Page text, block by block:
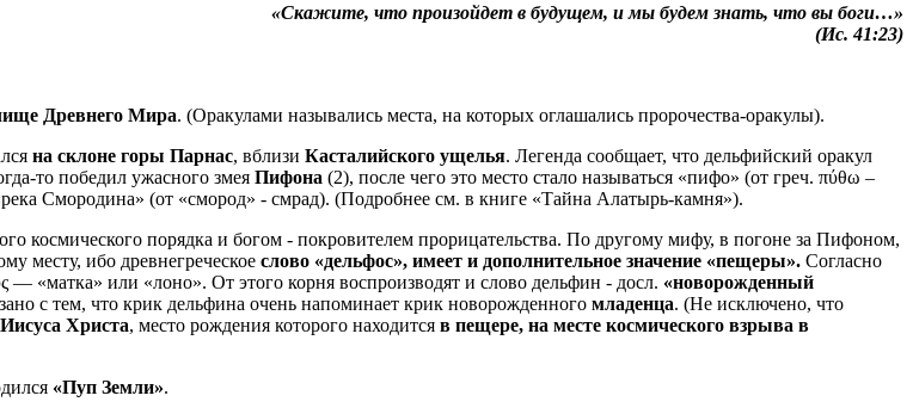
«Скажите, что произойдет в будущем, и мы будем знать, что вы боги…»
(Ис. 41:23)
Древнего Мира. (Оракулами назывались места, на которых оглашались пророчества-оракулы).
на склоне горы Парнас, вблизи Касталийского ущелья. Легенда сообщает, что дельфийский оракул
то победил ужасного змея Пифона (2), после чего это место стало называться «пифо» (от греч. πύθω –
Смородина» (от «смород» - смрад). (Подробнее см. в книге «Тайна Алатырь-камня»).
космического порядка и богом - покровителем прорицательства. По другому мифу, в погоне за Пифоном,
месту, ибо древнегреческое слово «дельфос», имеет и дополнительное значение «пещеры». Согласно
«матка» или «лоно». От этого корня воспроизводят и слово дельфин - досл. «новорожденный
с тем, что крик дельфина очень напоминает крик новорожденного младенца. (Не исключено, что
Христа, место рождения которого находится в пещере, на месте космического взрыва в
«Пуп Земли».